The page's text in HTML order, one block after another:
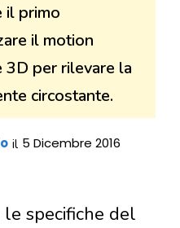
il primo
il motion
3D per rilevare la
circostante.
il 5 Dicembre 2016
specifiche del